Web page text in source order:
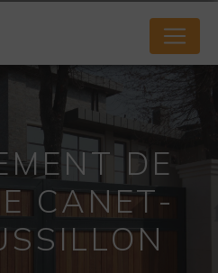
DE
CANET-